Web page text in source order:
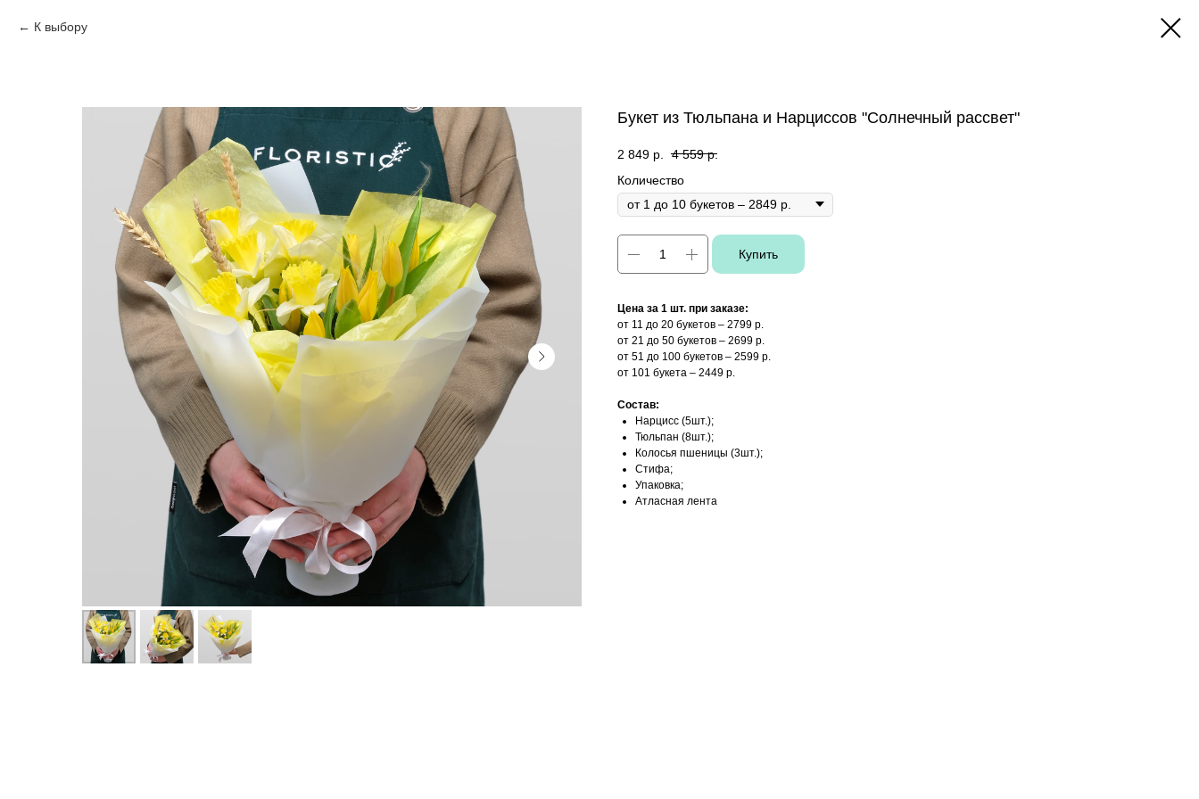
К выбору
Букет из Тюльпана и Нарциссов "Солнечный рассвет"
2 849 р. 4 559 р.
Количество
Купить
Цена за 1 шт. при заказе:
от 11 до 20 букетов – 2799 р.
от 21 до 50 букетов – 2699 р.
от 51 до 100 букетов – 2599 р.
от 101 букета – 2449 р.
Состав:
Нарцисс (5шт.);
Тюльпан (8шт.);
Колосья пшеницы (3шт.);
Стифа;
Упаковка;
Атласная лента